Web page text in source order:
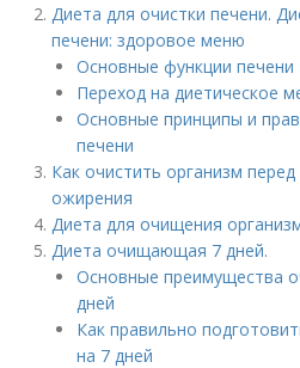
Диета для очистки печени.
печени: здоровое меню
Основные функции печени
Переход на диетическое
Основные принципы и
печени
Как очистить организм
ожирения
Диета для очищения
Диета очищающая 7 дней.
Основ­ные пре­иму­ще­ства
дней
Как пра­виль­но
на 7 дней